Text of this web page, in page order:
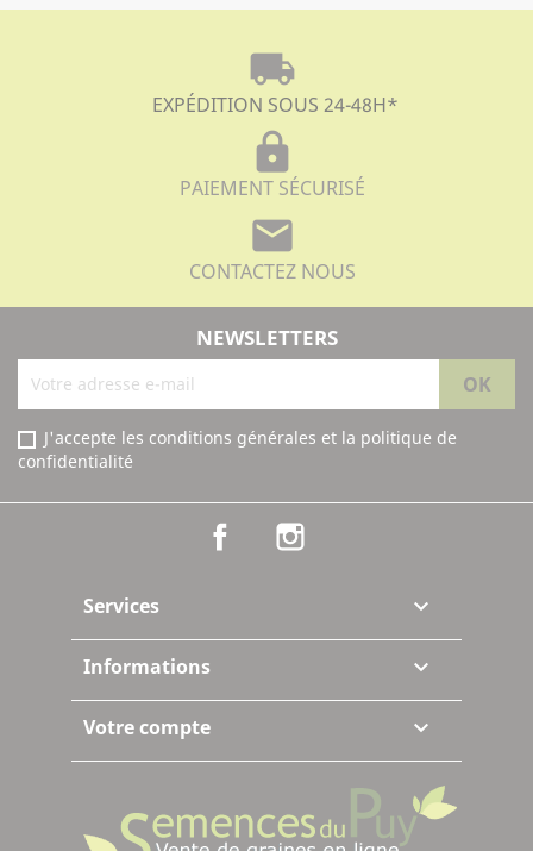
local_shipping
EXPÉDITION SOUS 24-48H*
lock
PAIEMENT SÉCURISÉ
mail
CONTACTEZ NOUS
NEWSLETTERS
J'accepte les conditions générales et la politique de
confidentialité
Facebook
Services 
Informations 
Votre compte 